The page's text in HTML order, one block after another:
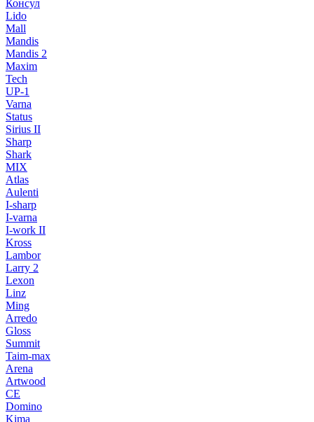
Консул
Lido
Mall
Mandis
Mandis 2
Maxim
Tech
UP-1
Varna
Status
Sirius II
Sharp
Shark
MIX
Atlas
Aulenti
I-sharp
I-varna
I-work II
Kross
Lambor
Larry 2
Lexon
Linz
Ming
Arredo
Gloss
Summit
Taim-max
Arena
Artwood
CE
Domino
Kima